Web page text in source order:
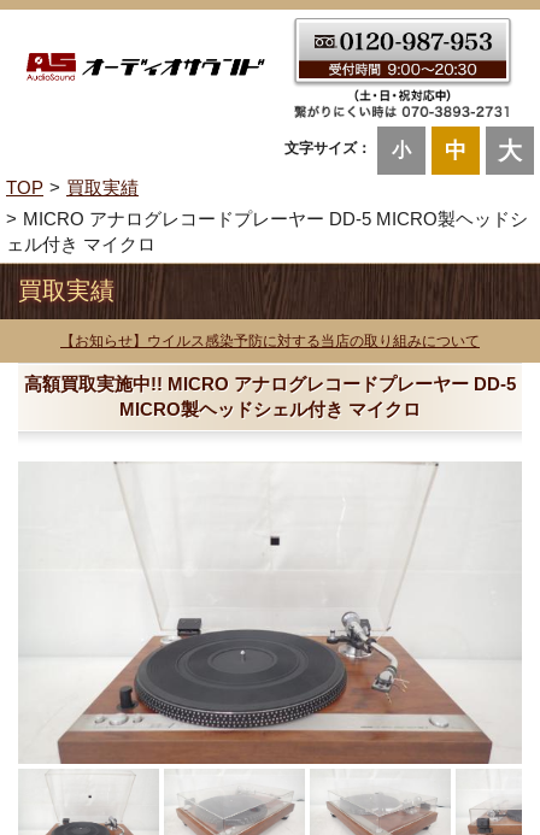
文字サイズ： 小 中 大
TOP
買取実績
MICRO アナログレコードプレーヤー DD-5 MICRO製ヘッドシ
ェル付き マイクロ
買取実績
【お知らせ】ウイルス感染予防に対する当店の取り組みについて
高額買取実施中!! MICRO アナログレコードプレーヤー DD-5
MICRO製ヘッドシェル付き マイクロ